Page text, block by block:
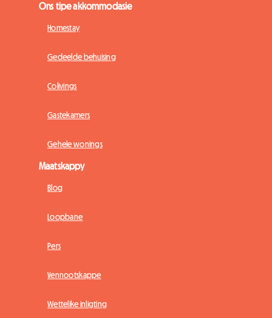
Ons tipe akkommodasie
Homestay
Gedeelde behuising
Colivings
Gastekamers
Gehele wonings
Maatskappy
Blog
Loopbane
Pers
Vennootskappe
Wettelike inligting